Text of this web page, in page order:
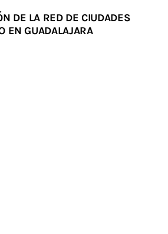
DE LA RED DE CIUDADES
EN GUADALAJARA